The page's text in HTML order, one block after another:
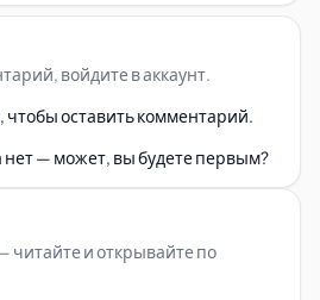
войдите в аккаунт.
чтобы оставить комментарий.
— может, вы будете первым?
читайте и открывайте по